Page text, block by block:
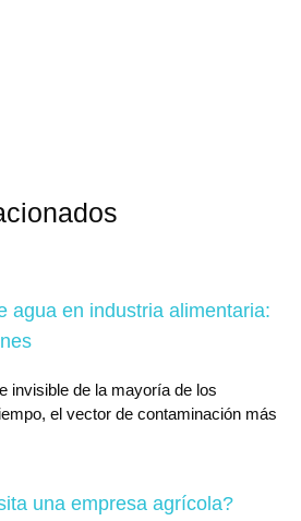
agua en industria alimentaria:
invisible de la mayoría de los
el vector de contaminación más
una empresa agrícola?